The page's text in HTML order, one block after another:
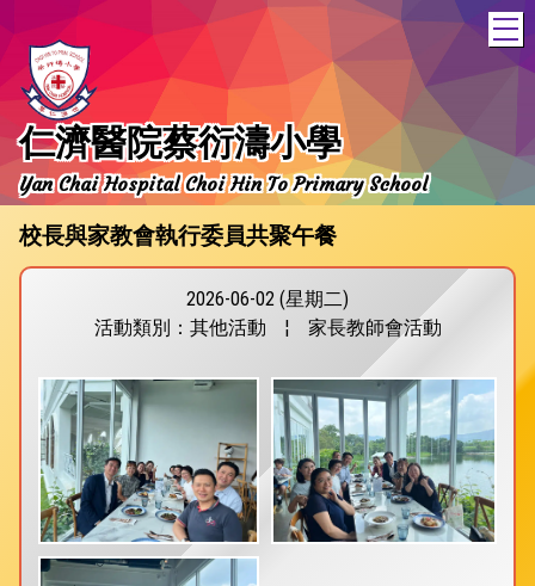
仁濟醫院蔡衍濤小學
Yan Chai Hospital Choi Hin To Primary School
校長與家教會執行委員共聚午餐
2026-06-02 (星期二)
活動類別：其他活動
¦ 家長教師會活動